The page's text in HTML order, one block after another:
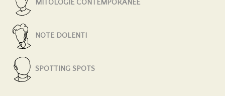
MITOLOGIE CONTEMPORANEE
NOTE DOLENTI
SPOTTING SPOTS